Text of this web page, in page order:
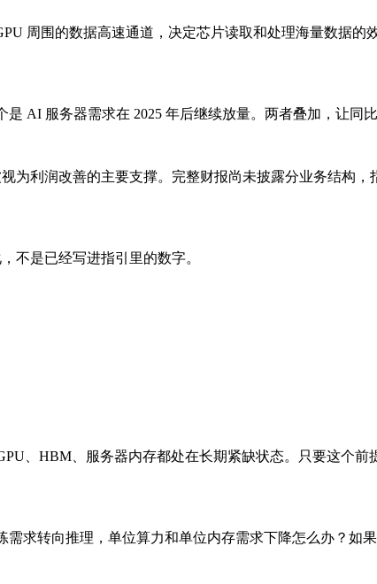
周围的数据高速通道，决定芯片读取和处理海量数据的
AI 服务器需求在 2025 年后继续放量。两者叠加，让同比
利润改善的主要支撑。完整财报尚未披露分业务结构
不是已经写进指引里的数字。
、HBM、服务器内存都处在长期紧缺状态。只要这个前
求转向推理，单位算力和单位内存需求下降怎么办？如